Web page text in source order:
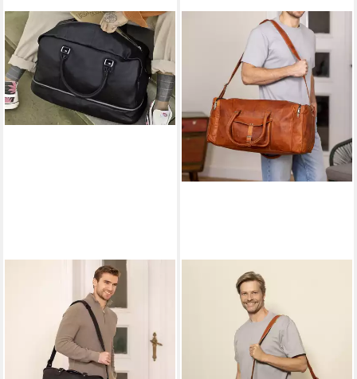
Reisetasche Gusti Leder
Reisetasche Justin (1-tlg)
154,95 €
lieferbar - in 4-5 Werktagen bei dir
GUSTI LEDER
Reisetasche Gusti Leder
Reisetasche Harvey (1-tlg),
Aktenordner
114,95 €
129,95 €